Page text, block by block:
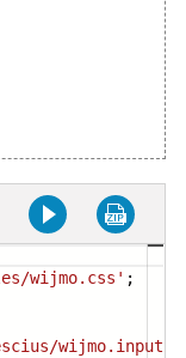
wijmo.css' ;
wijmo.input'